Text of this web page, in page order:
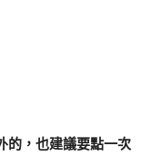
的，也建議要點一次